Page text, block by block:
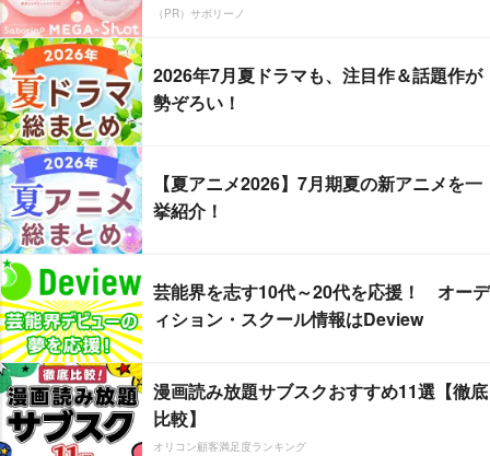
（PR）サボリーノ
2026年7月夏ドラマも、注目作＆話題作が
勢ぞろい！
【夏アニメ2026】7月期夏の新アニメを一
挙紹介！
芸能界を志す10代～20代を応援！ オーデ
ィション・スクール情報はDeview
漫画読み放題サブスクおすすめ11選【徹底
比較】
オリコン顧客満足度ランキング